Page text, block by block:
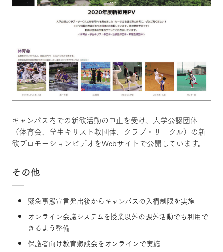
キャンパス内での新歓活動の中止を受け、大学公認団体
（体育会、学生キリスト教団体、クラブ・サークル）の新
歓プロモーションビデオをWebサイトで公開しています。
その他
緊急事態宣言発出後からキャンパスの入構制限を実施
オンライン会議システムを授業以外の課外活動でも利用で
きるよう整備
保護者向け教育懇談会をオンラインで実施